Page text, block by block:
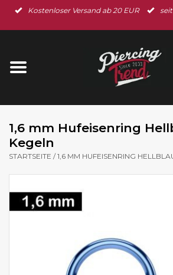
Kostenloser Versand ab 20 EUR
Startseite
Ohrschmuck
% Sale %
1,6 mm Hufeisenring
Kegeln
STARTSEITE /1,6 MM HUFEISENRING